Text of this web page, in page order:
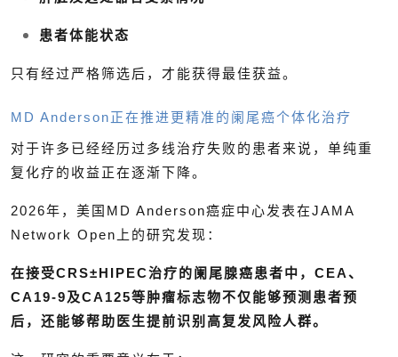
患者体能状态
只有经过严格筛选后，才能获得最佳获益。
MD Anderson正在推进更精准的阑尾癌个体化治疗
对于许多已经经历过多线治疗失败的患者来说，单纯重
复化疗的收益正在逐渐下降。
2026年，美国MD Anderson癌症中心发表在JAMA
Network Open上的研究发现：
在接受CRS±HIPEC治疗的阑尾腺癌患者中，CEA、
CA19-9及CA125等肿瘤标志物不仅能够预测患者预
后，还能够帮助医生提前识别高复发风险人群。